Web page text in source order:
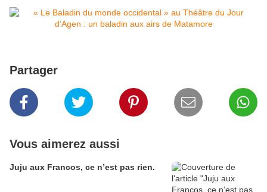
Partager
Vous aimerez aussi
Juju aux Francos, ce n’est pas rien.